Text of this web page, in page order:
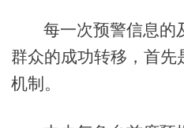
每一次预警信息的
群众的成功转移，首先
机制。